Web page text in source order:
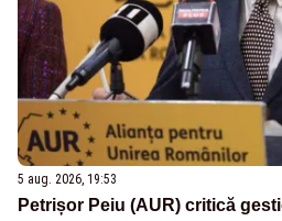
5 aug. 2026, 19:53
Petrișor Peiu (AUR) critică